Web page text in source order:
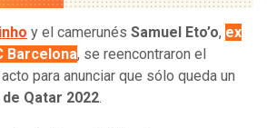
y el camerunés Samuel Eto’o, ex
Barcelona, se reencontraron el
para anunciar que sólo queda un
de Qatar 2022.